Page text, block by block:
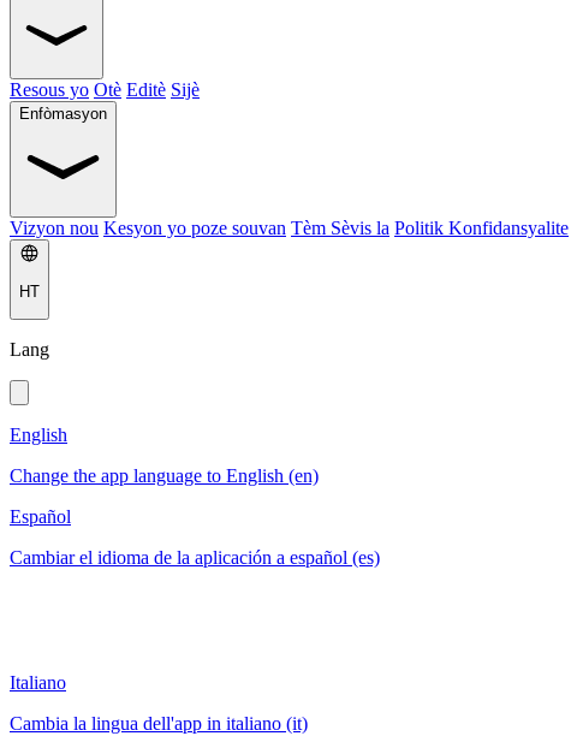
Resous yo Otè Editè Sijè
Enfòmasyon
Vizyon nou Kesyon yo poze souvan Tèm Sèvis la Politik Konfidansyalite
HT
Lang
English
Change the app language to English (en)
Español
Cambiar el idioma de la aplicación a español (es)
Italiano
Cambia la lingua dell'app in italiano (it)